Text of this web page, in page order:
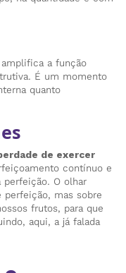
a função
É um momento
quanto
de exercer
contínuo e
perfeição. O olhar
mas sobre
frutos, para que
aqui, a já falada